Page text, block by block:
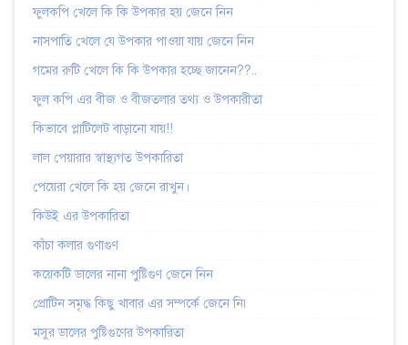
ফুলকপি খেলে কি কি উপকার হয় জেনে নিন
নাসপাতি খেলে যে উপকার পাওয়া যায় জেনে নিন
গমের রুটি খেলে কি কি উপকার হচ্ছে জানেন??..
ফুল কপি এর বীজ ও বীজতলার তথ্য ও উপকারীতা
কিভাবে প্লাটিলেট বাড়ানো যায়!!
লাল পেয়ারার স্বাস্থ্যগত উপকারিতা
পেয়েরা খেলে কি হয় জেনে রাখুন।
কিউই এর উপকারিতা
কাঁচা কলার গুণাগুণ
কয়েকটি ডালের নানা পুষ্টিগুণ জেনে নিন
প্রোটিন সমৃদ্ধ কিছু খাবার এর সম্পর্কে জেনে নি৷
মসুর ডালের পুষ্টিগুণের উপকারিতা